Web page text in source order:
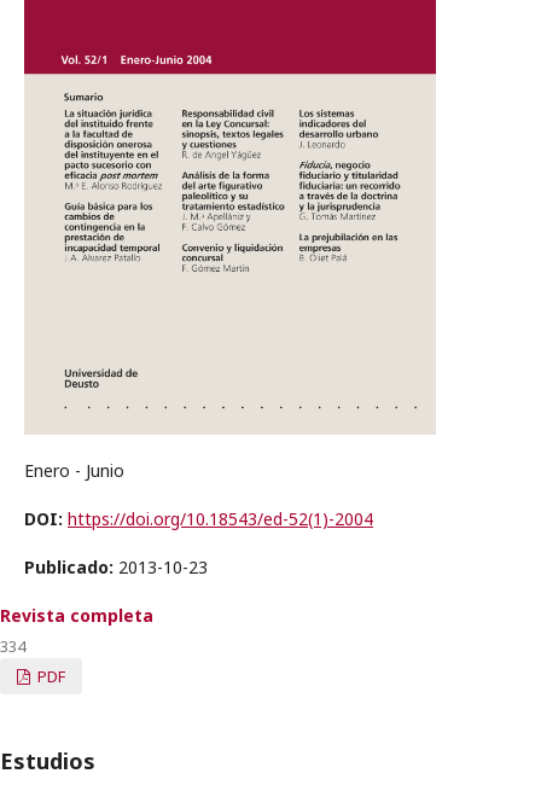
Enero - Junio
DOI: https://doi.org/10.18543/ed-52(1)-2004
Publicado: 2013-10-23
Revista completa
334
PDF
Estudios